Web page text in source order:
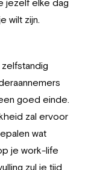
jezelf elke dag
wilt zijn.
goed einde.
zal ervoor
wat
je work-life
zul je tijd